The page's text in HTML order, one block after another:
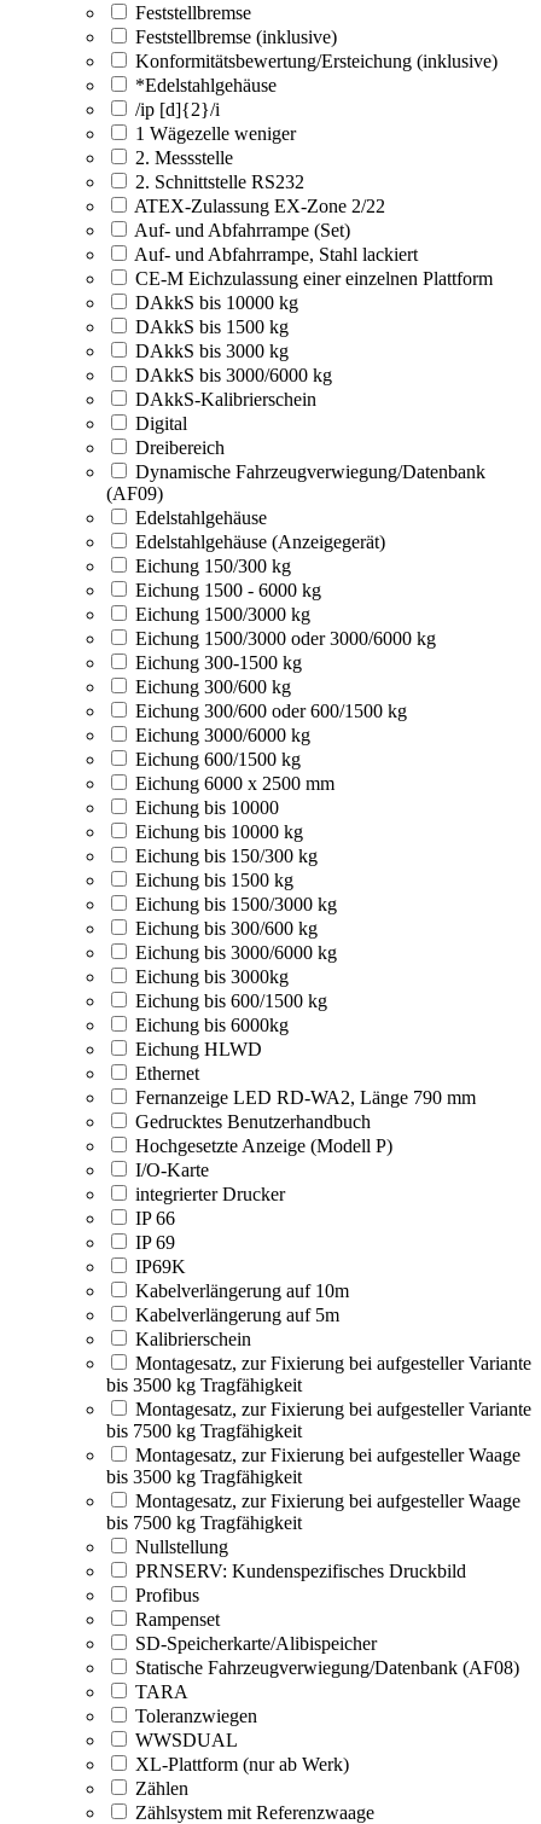
Feststellbremse
Feststellbremse (inklusive)
Konformitätsbewertung/Ersteichung (inklusive)
*Edelstahlgehäuse
/ip [d]{2}/i
1 Wägezelle weniger
2. Messstelle
2. Schnittstelle RS232
ATEX-Zulassung EX-Zone 2/22
Auf- und Abfahrrampe (Set)
Auf- und Abfahrrampe, Stahl lackiert
CE-M Eichzulassung einer einzelnen Plattform
DAkkS bis 10000 kg
DAkkS bis 1500 kg
DAkkS bis 3000 kg
DAkkS bis 3000/6000 kg
DAkkS-Kalibrierschein
Digital
Dreibereich
Dynamische Fahrzeugverwiegung/Datenbank
(AF09)
Edelstahlgehäuse
Edelstahlgehäuse (Anzeigegerät)
Eichung 150/300 kg
Eichung 1500 - 6000 kg
Eichung 1500/3000 kg
Eichung 1500/3000 oder 3000/6000 kg
Eichung 300-1500 kg
Eichung 300/600 kg
Eichung 300/600 oder 600/1500 kg
Eichung 3000/6000 kg
Eichung 600/1500 kg
Eichung 6000 x 2500 mm
Eichung bis 10000
Eichung bis 10000 kg
Eichung bis 150/300 kg
Eichung bis 1500 kg
Eichung bis 1500/3000 kg
Eichung bis 300/600 kg
Eichung bis 3000/6000 kg
Eichung bis 3000kg
Eichung bis 600/1500 kg
Eichung bis 6000kg
Eichung HLWD
Ethernet
Fernanzeige LED RD-WA2, Länge 790 mm
Gedrucktes Benutzerhandbuch
Hochgesetzte Anzeige (Modell P)
I/O-Karte
integrierter Drucker
IP 66
IP 69
IP69K
Kabelverlängerung auf 10m
Kabelverlängerung auf 5m
Kalibrierschein
Montagesatz, zur Fixierung bei aufgesteller Variante
bis 3500 kg Tragfähigkeit
Montagesatz, zur Fixierung bei aufgesteller Variante
bis 7500 kg Tragfähigkeit
Montagesatz, zur Fixierung bei aufgesteller Waage
bis 3500 kg Tragfähigkeit
Montagesatz, zur Fixierung bei aufgesteller Waage
bis 7500 kg Tragfähigkeit
Nullstellung
PRNSERV: Kundenspezifisches Druckbild
Profibus
Rampenset
SD-Speicherkarte/Alibispeicher
Statische Fahrzeugverwiegung/Datenbank (AF08)
TARA
Toleranzwiegen
WWSDUAL
XL-Plattform (nur ab Werk)
Zählen
Zählsystem mit Referenzwaage